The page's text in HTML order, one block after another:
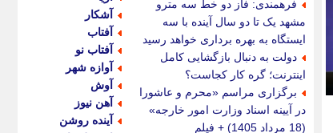
فرهمندی: فاز دو خط سه مترو
مشهد یک تا دو سال آینده با سه
ایستگاه به بهره برداری خواهد رسید
دولت به دنبال بازگشایی کامل
اینترنت؛ گره کار کجاست؟
برگزاری مراسم «محرم و عاشورا
در آیینه اسناد وزارت امور خارجه»
(18 مرداد 1405) + فیلم
آشکار
آفتاب
آفتاب نو
آوازه شهر
آوش
آهن نیوز
آینده روشن